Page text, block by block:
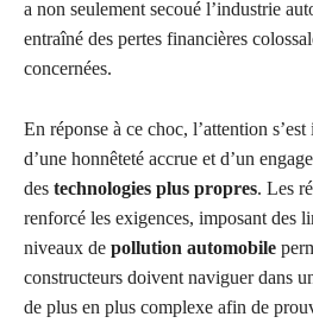
a non seulement secoué l’industrie
entraîné des pertes financières
concernées.
En réponse à ce choc, l’attention
d’une honnêteté accrue et d’un
des technologies plus propres. Les
renforcé les exigences, imposant des
niveaux de pollution automobile
constructeurs doivent naviguer dans
de plus en plus complexe afin de